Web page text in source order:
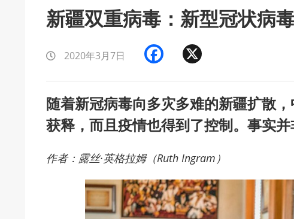
新疆双重病毒：新型冠状病
2020年3月7日 Facebook
随着新冠病毒向多灾多难的新疆扩散
获释，而且疫情也得到了控制。事实并
作者：露丝·英格拉姆（Ruth Ingram）